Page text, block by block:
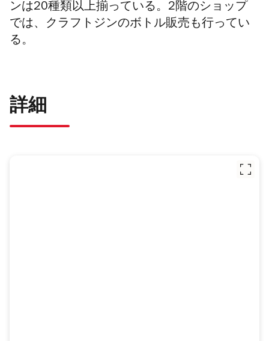
ンは20種類以上揃っている。2階のショップ
では、クラフトジンのボトル販売も行ってい
る。
詳細